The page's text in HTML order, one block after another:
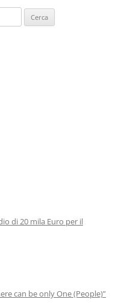
di 20 mila Euro per il
can be only One (People)”